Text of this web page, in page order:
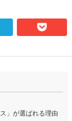
」が選ばれる理由